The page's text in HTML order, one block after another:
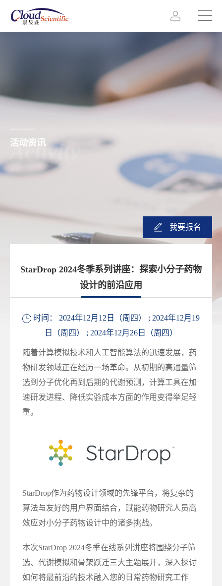
活动资讯
Activity
我要报名
StarDrop 2024冬季系列讲座：探索小分子药物
设计的前沿应用
时间： 2024年12月12日（周四） ; 2024年12月19
日（周四） ; 2024年12月26日（周四）
随着计算模拟技术和人工智能算法的迅速发展，药
物研发领域正在经历一场革命。从初期的高通量筛
选到分子优化再到后期的代谢预测，计算工具在加
速研发进程、降低实验成本方面的作用变得举足轻
重。
StarDrop作为药物设计领域的先锋平台，将复杂的
算法与友好的用户界面结合，赋能药物研究人员高
效应对小分子药物设计中的诸多挑战。
本次StarDrop 2024冬季在线系列讲座将围绕分子筛
选、代谢模拟和骨架跃迁三大主题展开，深入探讨
如何将最前沿的技术融入您的日常药物研究工作